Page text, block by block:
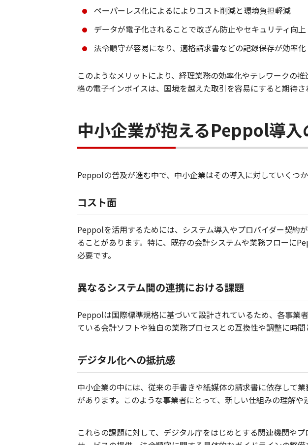
ペーパーレス化によるによりコスト削減と環境負担軽減
データが電子化されることで改ざん防止やセキュリティ向上
法令順守が容易になり、適格請求書などの記録保存が効率化
このようなメリットにより、経理業務の効率化やテレワークの
格の電子インボイスは、国境を越えた取引を容易にすると期待さ
中小企業が抱えるPeppol導入
Peppolの普及が進む中で、中小企業はその導入に対していくつか
コスト面
Peppolを活用するためには、システム導入やプロバイダー契約
ることがあります。特に、既存の会計システムや業務フローに
必要です。
異なるシステム間の連携における課題
Peppolは国際標準規格に基づいて設計されているため、各事業
ている会計ソフトや独自の業務プロセスとの互換性や調整に時間
デジタル化への抵抗感
中小企業の中には、従来の手書きや紙媒体の請求書に依存して
があります。このような事業者にとって、新しい仕組みの理解
これらの課題に対して、デジタル庁をはじめとする関連機関や